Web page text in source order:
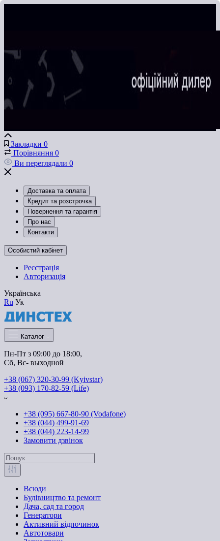
Закладки 0
Порівняння 0
Ви переглядали 0
Доставка та оплата
Кредит та розстрочка
Повернення та гарантія
Про нас
Контакти
Особистий кабінет
Реєстрація
Авторизація
Українська
Ru Ук
Каталог
Пн-Пт з 09:00 до 18:00,
Сб, Вс- выходной
+38 (067) 320-30-99 (Kyivstar)
+38 (093) 170-82-59 (Life)
+38 (095) 667-80-90 (Vodafone)
+38 (044) 499-91-69
+38 (044) 223-14-99
Замовити дзвінок
Всюди
Будівництво та ремонт
Дача, сад та город
Генератори
Активний відпочинок
Автотовари